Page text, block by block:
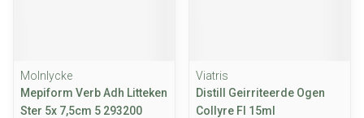
Molnlycke
Mepiform Verb Adh Litteken
Ster 5x 7,5cm 5 293200
Viatris
Distill Geirriteerde Ogen
Collyre Fl 15ml